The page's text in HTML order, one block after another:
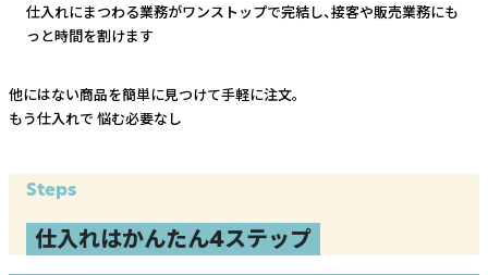
仕入れにまつわる業務がワンストップで完結し、接客や販売業務にも
っと時間を割けます
他にはない商品を簡単に見つけて手軽に注文。
もう仕入れで 悩む必要なし
Steps
仕入れはかんたん4ステップ